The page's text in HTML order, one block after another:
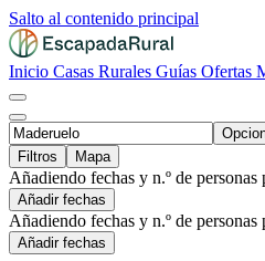
Salto al contenido principal
Inicio Casas Rurales Guías Ofertas
Filtros
Mapa
Añadiendo fechas y n.º de
Añadir fechas
Añadiendo fechas y n.º de
Añadir fechas